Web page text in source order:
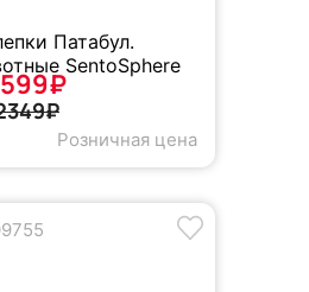
Патабул.
SentoSphere
Розничная цена